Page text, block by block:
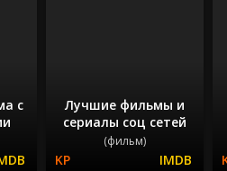
с
Лучшие фильмы и
сериалы соц сетей
(фильм)